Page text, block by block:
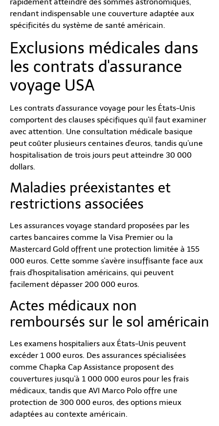
rapidement atteindre des sommes astronomiques,
rendant indispensable une couverture adaptée aux
spécificités du système de santé américain.
Exclusions médicales dans
les contrats d'assurance
voyage USA
Les contrats d'assurance voyage pour les États-Unis
comportent des clauses spécifiques qu'il faut examiner
avec attention. Une consultation médicale basique
peut coûter plusieurs centaines d'euros, tandis qu'une
hospitalisation de trois jours peut atteindre 30 000
dollars.
Maladies préexistantes et
restrictions associées
Les assurances voyage standard proposées par les
cartes bancaires comme la Visa Premier ou la
Mastercard Gold offrent une protection limitée à 155
000 euros. Cette somme s'avère insuffisante face aux
frais d'hospitalisation américains, qui peuvent
facilement dépasser 200 000 euros.
Actes médicaux non
remboursés sur le sol américain
Les examens hospitaliers aux États-Unis peuvent
excéder 1 000 euros. Des assurances spécialisées
comme Chapka Cap Assistance proposent des
couvertures jusqu'à 1 000 000 euros pour les frais
médicaux, tandis que AVI Marco Polo offre une
protection de 300 000 euros, des options mieux
adaptées au contexte américain.